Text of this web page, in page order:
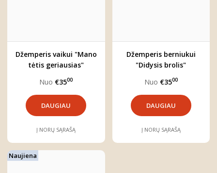
Džemperis vaikui "Mano
tėtis geriausias"
Nuo €3500
DAUGIAU
Į NORŲ SĄRAŠĄ
Džemperis berniukui
"Didysis brolis"
Nuo €3500
DAUGIAU
Į NORŲ SĄRAŠĄ
Naujiena